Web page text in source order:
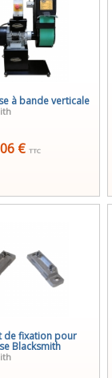
à bande verticale
€ TTC
de fixation pour
Blacksmith